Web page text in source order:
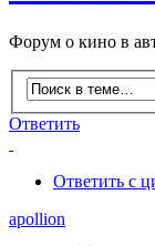
Форум о кино в
Ответить
Ответить с
apollion